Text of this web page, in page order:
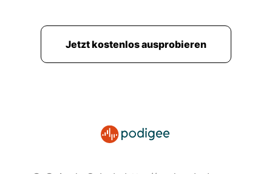
Jetzt kostenlos ausprobieren